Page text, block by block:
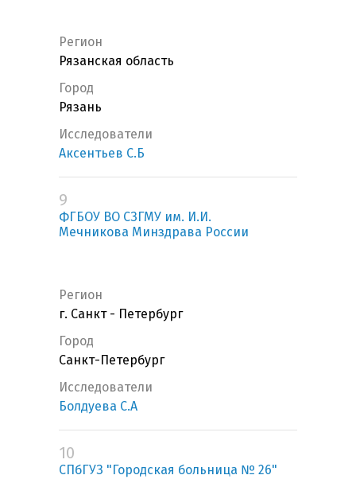
Регион
Рязанская область
Город
Рязань
Исследователи
Аксентьев С.Б
9
ФГБОУ ВО СЗГМУ им. И.И.
Мечникова Минздрава России
Регион
г. Санкт - Петербург
Город
Санкт-Петербург
Исследователи
Болдуева С.А
10
СПбГУЗ "Городская больница № 26"